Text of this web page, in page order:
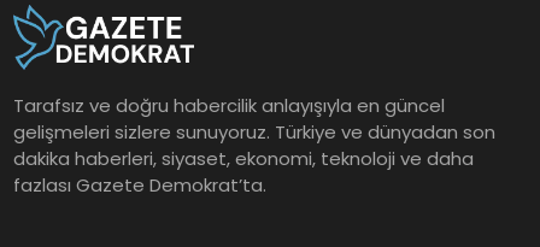
Tarafsız ve doğru habercilik anlayışıyla en güncel
gelişmeleri sizlere sunuyoruz. Türkiye ve dünyadan son
dakika haberleri, siyaset, ekonomi, teknoloji ve daha
fazlası Gazete Demokrat’ta.